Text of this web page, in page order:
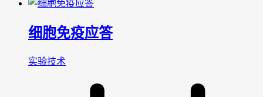
细胞免疫应答
实验技术